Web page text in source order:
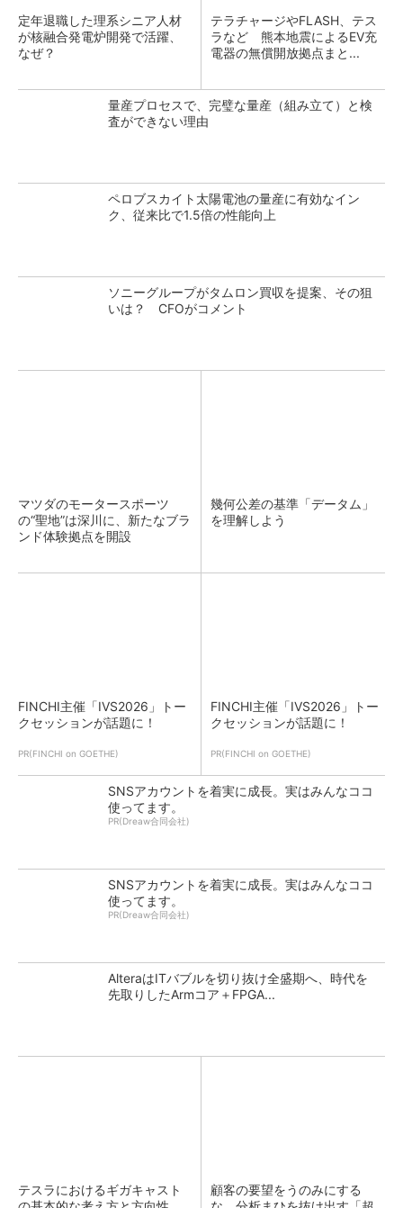
定年退職した理系シニア人材
が核融合発電炉開発で活躍、
なぜ？
テラチャージやFLASH、テス
ラなど 熊本地震によるEV充
電器の無償開放拠点まと...
量産プロセスで、完璧な量産（組み立て）と検
査ができない理由
ペロブスカイト太陽電池の量産に有効なイン
ク、従来比で1.5倍の性能向上
ソニーグループがタムロン買収を提案、その狙
いは？ CFOがコメント
マツダのモータースポーツ
の“聖地”は深川に、新たなブラ
ンド体験拠点を開設
幾何公差の基準「データム」
を理解しよう
FINCHI主催「IVS2026」トー
クセッションが話題に！
PR(FINCHI on GOETHE)
FINCHI主催「IVS2026」トー
クセッションが話題に！
PR(FINCHI on GOETHE)
SNSアカウントを着実に成長。実はみんなココ
使ってます。
PR(Dreaw合同会社)
SNSアカウントを着実に成長。実はみんなココ
使ってます。
PR(Dreaw合同会社)
AlteraはITバブルを切り抜け全盛期へ、時代を
先取りしたArmコア＋FPGA...
テスラにおけるギガキャスト
顧客の要望をうのみにする